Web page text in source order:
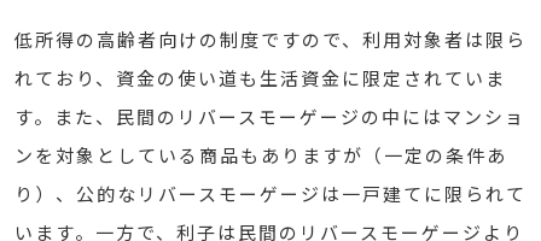
低所得の高齢者向けの制度ですので、利用対象者は限ら
れており、資金の使い道も生活資金に限定されていま
す。また、民間のリバースモーゲージの中にはマンショ
ンを対象としている商品もありますが（一定の条件あ
り）、公的なリバースモーゲージは一戸建てに限られて
います。一方で、利子は民間のリバースモーゲージより